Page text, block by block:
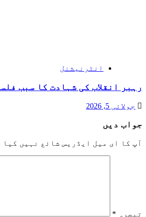
انٹرنیشنل
رہبر انقلاب کی شہادت کا سبب
جولائی 5, 2026
جواب دیں
آپ کا ای میل ایڈریس شائع نہیں کیا
تبصرہ *